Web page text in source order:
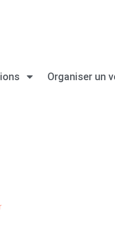
Organiser un